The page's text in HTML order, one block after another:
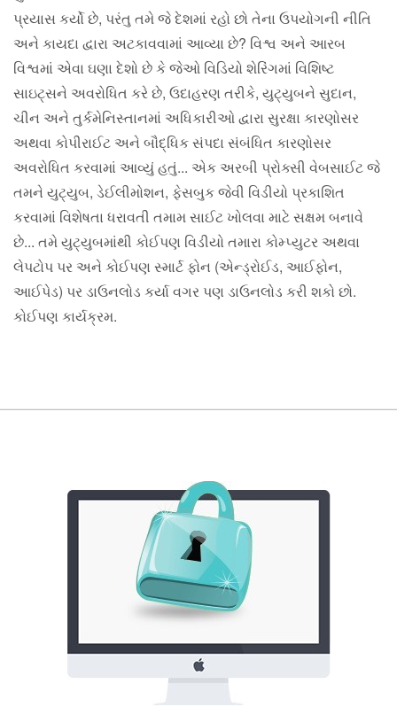
પ્રયાસ કર્યો છે, પરંતુ તમે જે દેશમાં રહો છો તેના ઉપયોગની નીતિ
અને કાયદા દ્વારા અટકાવવામાં આવ્યા છે? વિશ્વ અને આરબ
વિશ્વમાં એવા ઘણા દેશો છે કે જેઓ વિડિયો શેરિંગમાં વિશિષ્ટ
સાઇટ્સને અવરોધિત કરે છે, ઉદાહરણ તરીકે, યુટ્યુબને સુદાન,
ચીન અને તુર્કમેનિસ્તાનમાં અધિકારીઓ દ્વારા સુરક્ષા કારણોસર
અથવા કોપીરાઈટ અને બૌદ્ધિક સંપદા સંબંધિત કારણોસર
અવરોધિત કરવામાં આવ્યું હતું... એક અરબી પ્રોક્સી વેબસાઈટ જે
તમને યુટ્યુબ, ડેઈલીમોશન, ફેસબુક જેવી વિડીયો પ્રકાશિત
કરવામાં વિશેષતા ધરાવતી તમામ સાઈટ ખોલવા માટે સક્ષમ બનાવે
છે... તમે યુટ્યુબમાંથી કોઈપણ વિડીયો તમારા કોમ્પ્યુટર અથવા
લેપટોપ પર અને કોઈપણ સ્માર્ટ ફોન (એન્ડ્રોઈડ, આઈફોન,
આઈપેડ) પર ડાઉનલોડ કર્યા વગર પણ ડાઉનલોડ કરી શકો છો.
કોઈપણ કાર્યક્રમ.